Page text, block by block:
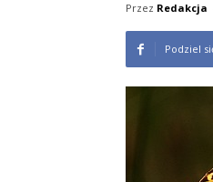
Przez Redakcja
Podziel